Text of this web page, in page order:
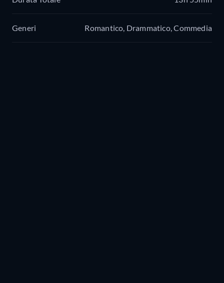
Generi Romantico, Drammatico, Commedia